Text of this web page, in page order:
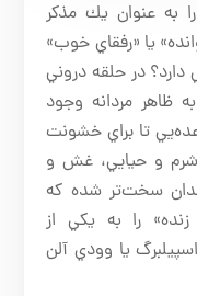
را به عنوان يك مذكر
يا «رفقاي خوب»
در حلقه دروني
ظاهر مردانه وجود
تا براي خشونت
و حيايي، غش و
سخت‌تر شده كه
زنده» را به يكي از
يا وودي آلن